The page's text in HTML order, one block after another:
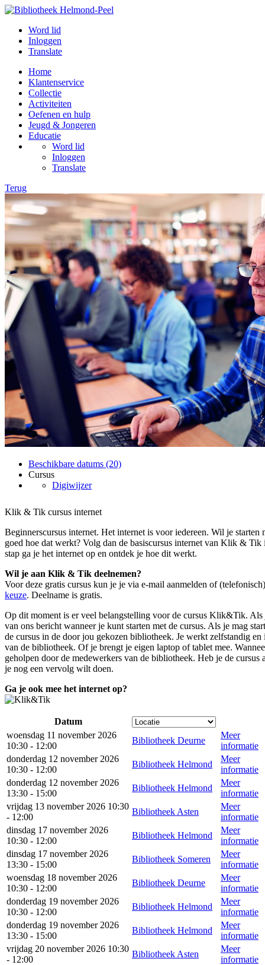
Word lid
Inloggen
Translate
Home
Klantenservice
Collectie
Activiteiten
Oefenen en hulp
Jeugd & Jongeren
Educatie
Word lid
Inloggen
Translate
Terug
Beschikbare datums (20)
Cursus
Digiwijzer
Klik & Tik cursus internet
Beginnerscursus internet. Het internet is voor iedereen. Wil je starten
goed hoe dat werkt? Volg dan de basiscursus internet van Klik &
stap ga je het internet op en ontdek je hoe dit werkt.
Wil je aan Klik & Tik deelnemen?
Voor deze gratis cursus kun je je via e-mail aanmelden of
keuze. Deelname is gratis.
Op dit moment is er veel belangstelling voor de cursus Klik&Tik. Als
van ons bericht wanneer je kunt starten met de cursus. Als je mag
de cursus in de door jou gekozen bibliotheek. Je werkt zelfstandig en
van de bibliotheek. Of je brengt je eigen laptop of tablet mee.
geholpen door de medewerkers van de bibliotheek. Heb je de
je nog een vervolg wilt doen.
Ga je ook mee het internet op?
Datum
woensdag 11 november 2026
10:30 - 12:00
Bibliotheek Deurne
Meer
informatie
donderdag 12 november 2026
10:30 - 12:00
Bibliotheek Helmond
Meer
informatie
donderdag 12 november 2026
13:30 - 15:00
Bibliotheek Helmond
Meer
informatie
vrijdag 13 november 2026 10:30
- 12:00
Bibliotheek Asten
Meer
informatie
dinsdag 17 november 2026
10:30 - 12:00
Bibliotheek Helmond
Meer
informatie
dinsdag 17 november 2026
13:30 - 15:00
Bibliotheek Someren
Meer
informatie
woensdag 18 november 2026
10:30 - 12:00
Bibliotheek Deurne
Meer
informatie
donderdag 19 november 2026
10:30 - 12:00
Bibliotheek Helmond
Meer
informatie
donderdag 19 november 2026
13:30 - 15:00
Bibliotheek Helmond
Meer
informatie
vrijdag 20 november 2026 10:30
- 12:00
Bibliotheek Asten
Meer
informatie